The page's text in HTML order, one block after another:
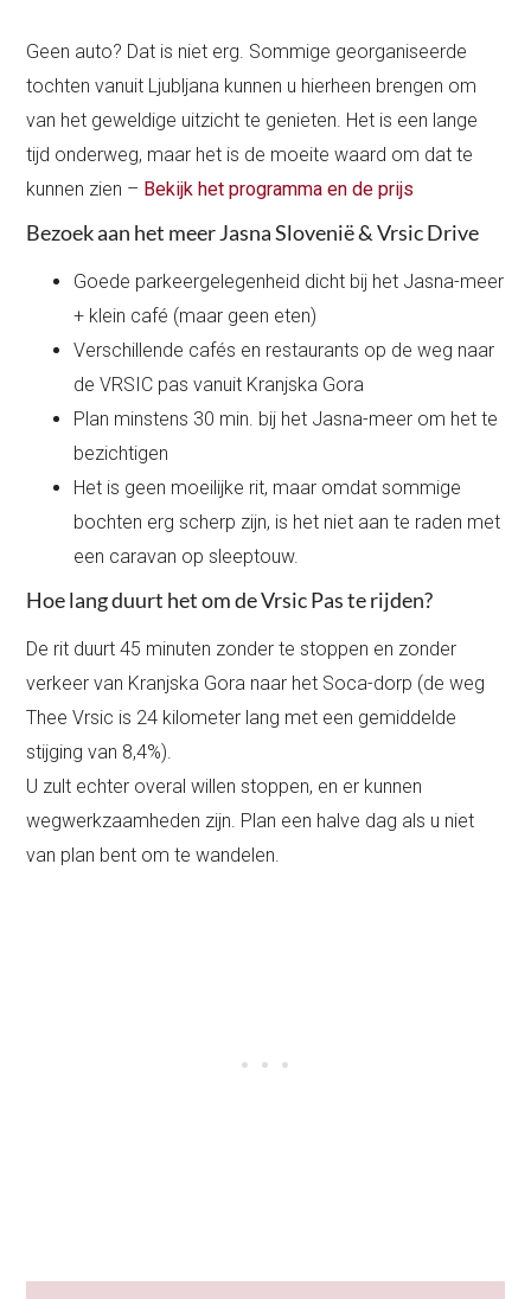
Geen auto? Dat is niet erg. Sommige georganiseerde
tochten vanuit Ljubljana kunnen u hierheen brengen om
van het geweldige uitzicht te genieten. Het is een lange
tijd onderweg, maar het is de moeite waard om dat te
kunnen zien – Bekijk het programma en de prijs
Bezoek aan het meer Jasna Slovenië & Vrsic Drive
Goede parkeergelegenheid dicht bij het Jasna-meer
+ klein café (maar geen eten)
Verschillende cafés en restaurants op de weg naar
de VRSIC pas vanuit Kranjska Gora
Plan minstens 30 min. bij het Jasna-meer om het te
bezichtigen
Het is geen moeilijke rit, maar omdat sommige
bochten erg scherp zijn, is het niet aan te raden met
een caravan op sleeptouw.
Hoe lang duurt het om de Vrsic Pas te rijden?
De rit duurt 45 minuten zonder te stoppen en zonder
verkeer van Kranjska Gora naar het Soca-dorp (de weg
Thee Vrsic is 24 kilometer lang met een gemiddelde
stijging van 8,4%).
U zult echter overal willen stoppen, en er kunnen
wegwerkzaamheden zijn. Plan een halve dag als u niet
van plan bent om te wandelen.